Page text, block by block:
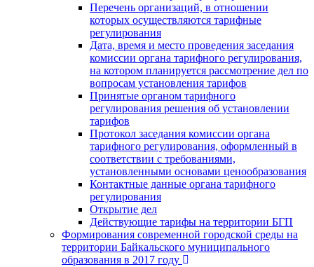
Перечень организаций, в отношении
которых осуществляются тарифные
регулирования
Дата, время и место проведения заседания
комиссии органа тарифного регулирования,
на котором планируется рассмотрение дел по
вопросам установления тарифов
Принятые органом тарифного
регулирования решения об установлении
тарифов
Протокол заседания комиссии органа
тарифного регулирования, оформленный в
соответствии с требованиями,
установленными основами ценообразования
Контактные данные органа тарифного
регулирования
Открытие дел
Действующие тарифы на территории БГП
Формирования современной городской среды на
территории Байкальского муниципального
образования в 2017 году